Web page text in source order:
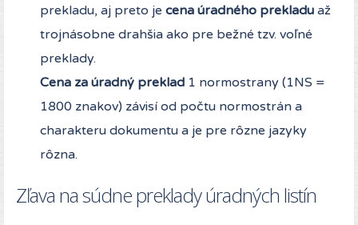
prekladu, aj preto je cena úradného prekladu až
trojnásobne drahšia ako pre bežné tzv. voľné
preklady.
Cena za úradný preklad 1 normostrany (1NS =
1800 znakov) závisí od počtu normostrán a
charakteru dokumentu a je pre rôzne jazyky
rôzna.
Zľava na súdne preklady úradných listín